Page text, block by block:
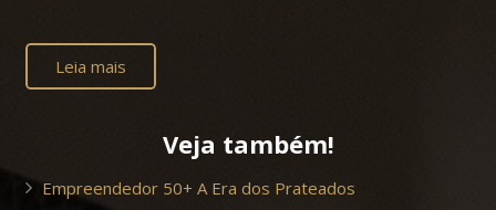
Leia mais
Veja também!
Empreendedor 50+ A Era dos Prateados